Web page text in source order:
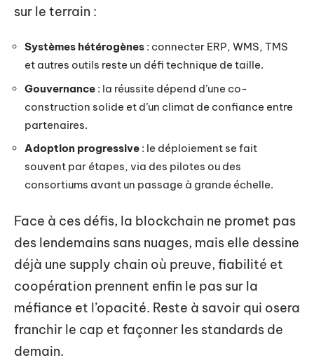
sur le terrain :
Systèmes hétérogènes : connecter ERP, WMS, TMS
et autres outils reste un défi technique de taille.
Gouvernance : la réussite dépend d’une co-
construction solide et d’un climat de confiance entre
partenaires.
Adoption progressive : le déploiement se fait
souvent par étapes, via des pilotes ou des
consortiums avant un passage à grande échelle.
Face à ces défis, la blockchain ne promet pas
des lendemains sans nuages, mais elle dessine
déjà une supply chain où preuve, fiabilité et
coopération prennent enfin le pas sur la
méfiance et l’opacité. Reste à savoir qui osera
franchir le cap et façonner les standards de
demain.